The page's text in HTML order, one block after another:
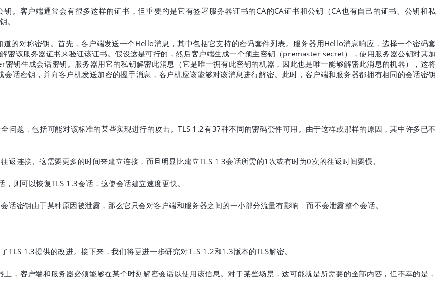
钥。客户端通常会有很多这样的证书，但重要的是它有签署服务器证书的CA的CA证书和公钥（ CA也有自己的证书、公钥和私
。
的对称密钥。首先，客户端发送一个Hello消息，其中包括它支持的密码套件列表。服务器用Hello消息响应，选择一个密码套
密该服务器证书来验证该证书。假设这是可行的，然后客户端生成一个预主密钥（premaster secret），使用服务器公钥对其加
密钥生成会话密钥。服务器用它的私钥解密此消息（它是唯一拥有此密钥的机器，因此也是唯一能够解密此消息的机器），这将
会话密钥，并向客户机发送加密的握手消息，客户机应该能够对该消息进行解密。此时，客户端和服务器都拥有相同的会话密钥
问题，包括可能对该标准的某些实现进行的攻击。TLS 1.2有37种不同的密码套件可用。由于这样或那样的原因，其中许多已不
返连接。这需要更多的时间来建立连接，而且明显比建立TLS 1.3会话所需的1 次或有时为0次的往返时间要慢。
，则可以恢复TLS 1.3会话，这使会话建立速度更快。
话密钥由于某种原因被泄露，那么它只会对客户端和服务器之间的一小部分流量有影响，而不会泄露整个会话。
TLS 1.3提供的改进。接下来，我们将更进一步研究对TLS 1.2和1.3版本的TLS解密。
，客户端和服务器必须能够在某个时刻解密会话以使用该信息。对于某些场景，这可能就是所需要的全部内容，但不幸的是，